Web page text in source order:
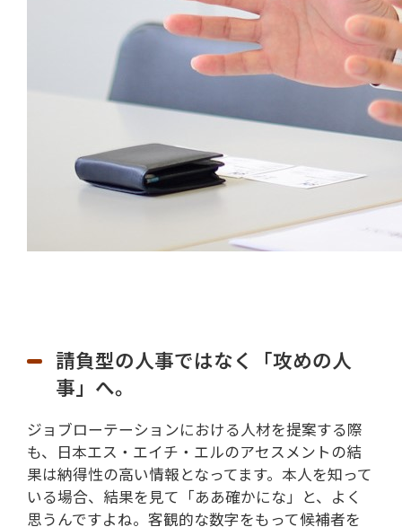
請負型の人事ではなく「攻めの人
事」へ。
ジョブローテーションにおける人材を提案する際
も、日本エス・エイチ・エルのアセスメントの結
果は納得性の高い情報となってます。本人を知って
いる場合、結果を見て「ああ確かにな」と、よく
思うんですよね。客観的な数字をもって候補者を